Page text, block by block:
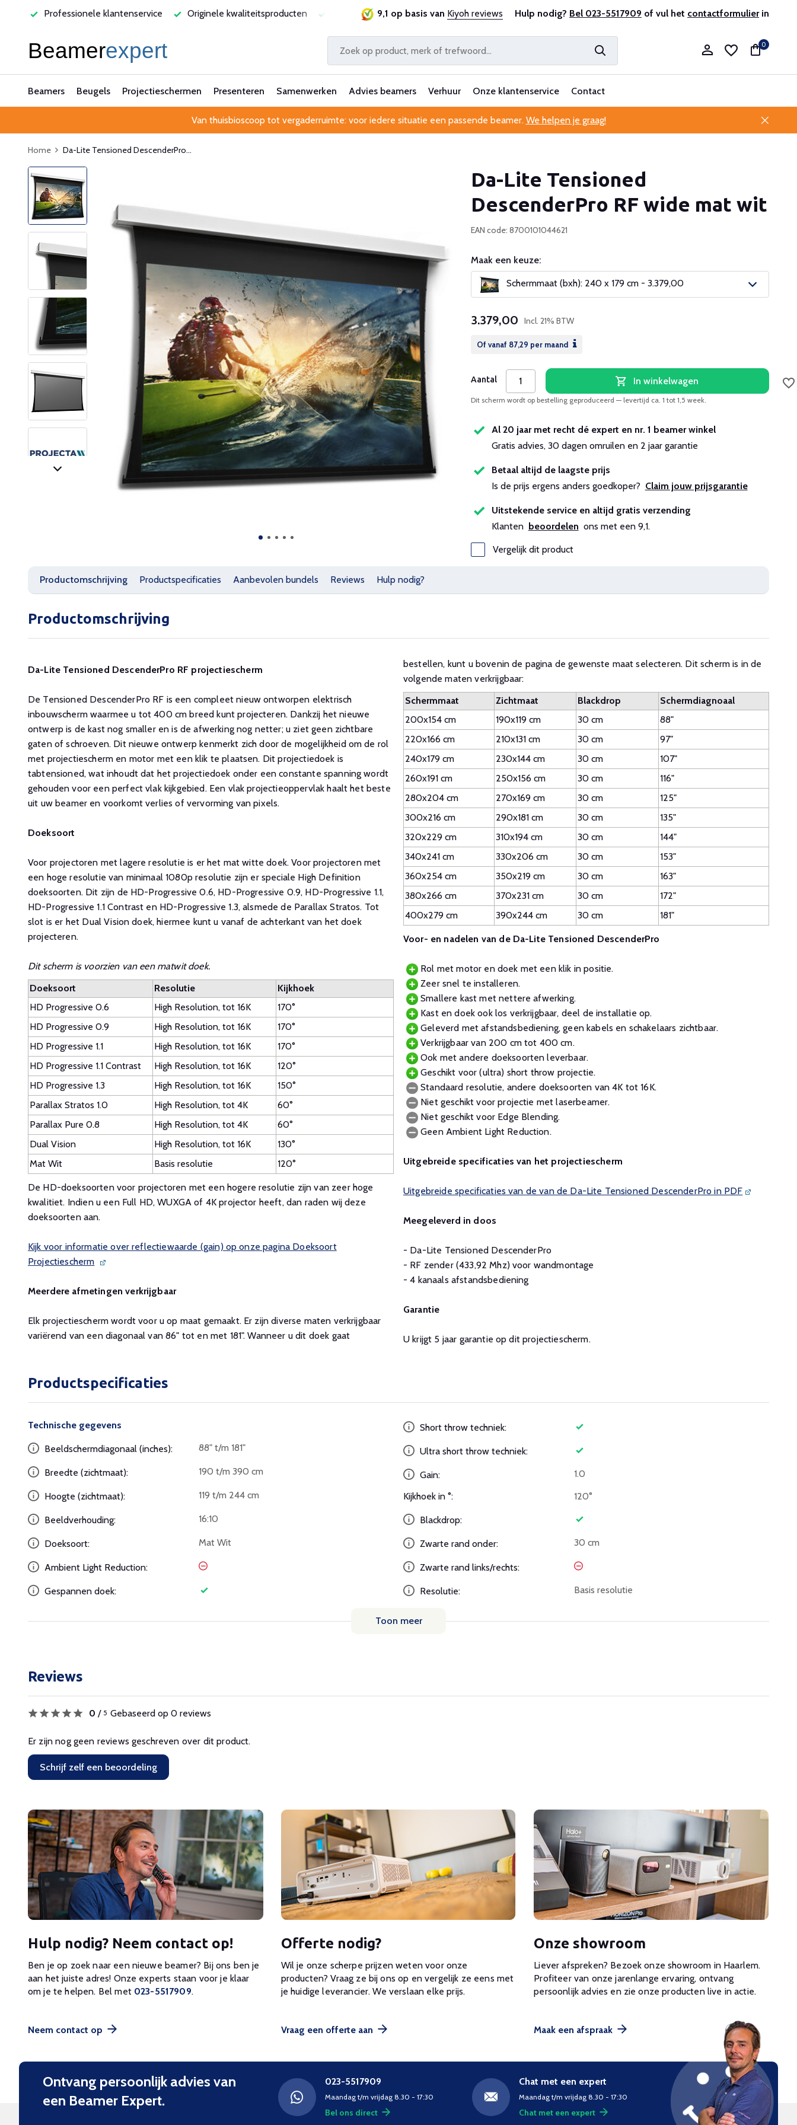
Professionele klantenservice Originele kwaliteitsproducten Laagste prijsgarantie Al 25 jaar betrouwbaar en ervaren Professionele klantenservice
9,1 op basis van Kiyoh reviews Hulp nodig? Bel 023-5517909 of vul het contactformulierin
0
Beamers Beugels Projectieschermen Presenteren Samenwerken Advies beamers Verhuur Onze klantenservice Contact
Van thuisbioscoop tot vergaderruimte: voor iedere situatie een passende beamer. We helpen je graag!
Home Da-Lite Tensioned DescenderPro...
Da-Lite Tensioned
DescenderPro RF wide mat wit
EAN code: 8700101044621
Maak een keuze:
Schermmaat (bxh): 240 x 179 cm - 3.379,00
3.379,00 Incl. 21% BTW
Of vanaf 87,29 per maand
Aantal In winkelwagen
Dit scherm wordt op bestelling geproduceerd — levertijd ca. 1 tot 1,5 week.
Al 20 jaar met recht dé expert en nr. 1 beamer winkel
Gratis advies, 30 dagen omruilen en 2 jaar garantie
Betaal altijd de laagste prijs
Is de prijs ergens anders goedkoper? Claim jouw prijsgarantie
Uitstekende service en altijd gratis verzending
Klanten beoordelen ons met een 9,1.
Vergelijk dit product
Productomschrijving Productspecificaties Aanbevolen bundels Reviews Hulp nodig?
Productomschrijving
Da-Lite Tensioned DescenderPro RF projectiescherm
De Tensioned DescenderPro RF is een compleet nieuw ontworpen elektrisch
inbouwscherm waarmee u tot 400 cm breed kunt projecteren. Dankzij het nieuwe
ontwerp is de kast nog smaller en is de afwerking nog netter; u ziet geen zichtbare
gaten of schroeven. Dit nieuwe ontwerp kenmerkt zich door de mogelijkheid om de rol
met projectiescherm en motor met een klik te plaatsen. Dit projectiedoek is
tabtensioned, wat inhoudt dat het projectiedoek onder een constante spanning wordt
gehouden voor een perfect vlak kijkgebied. Een vlak projectieoppervlak haalt het beste
uit uw beamer en voorkomt verlies of vervorming van pixels.
Doeksoort
Voor projectoren met lagere resolutie is er het mat witte doek. Voor projectoren met
een hoge resolutie van minimaal 1080p resolutie zijn er speciale High Definition
doeksoorten. Dit zijn de HD-Progressive 0.6, HD-Progressive 0.9, HD-Progressive 1.1,
HD-Progressive 1.1 Contrast en HD-Progressive 1.3, alsmede de Parallax Stratos. Tot
slot is er het Dual Vision doek, hiermee kunt u vanaf de achterkant van het doek
projecteren.
Dit scherm is voorzien van een matwit doek.
Doeksoort
Resolutie
Kijkhoek
HD Progressive 0.6
High Resolution, tot 16K
170°
HD Progressive 0.9
High Resolution, tot 16K
170°
HD Progressive 1.1
High Resolution, tot 16K
170°
HD Progressive 1.1 Contrast
High Resolution, tot 16K
120°
HD Progressive 1.3
High Resolution, tot 16K
150°
Parallax Stratos 1.0
High Resolution, tot 4K
60°
Parallax Pure 0.8
High Resolution, tot 4K
60°
Dual Vision
High Resolution, tot 16K
130°
Mat Wit
Basis resolutie 120°
De HD-doeksoorten voor projectoren met een hogere resolutie zijn van zeer hoge
kwalitiet. Indien u een Full HD, WUXGA of 4K projector heeft, dan raden wij deze
doeksoorten aan.
Kijk voor informatie over reflectiewaarde (gain) op onze pagina Doeksoort
Projectiescherm
Meerdere afmetingen verkrijgbaar
Elk projectiescherm wordt voor u op maat gemaakt. Er zijn diverse maten verkrijgbaar
variërend van een diagonaal van 86" tot en met 181". Wanneer u dit doek gaat
bestellen, kunt u bovenin de pagina de gewenste maat selecteren. Dit scherm is in de
volgende maten verkrijgbaar:
Schermmaat
Zichtmaat Blackdrop
Schermdiagnoaal
200x154 cm
190x119 cm 30 cm
88"
220x166 cm
210x131 cm 30 cm
97"
240x179 cm
230x144 cm 30 cm
107"
260x191 cm
250x156 cm 30 cm
116"
280x204 cm
270x169 cm 30 cm
125"
300x216 cm
290x181 cm 30 cm
135"
320x229 cm
310x194 cm 30 cm
144"
340x241 cm
330x206 cm 30 cm
153"
360x254 cm
350x219 cm 30 cm
163"
380x266 cm
370x231 cm 30 cm
172"
400x279 cm
390x244 cm 30 cm 181"
Voor- en nadelen van de Da-Lite Tensioned DescenderPro
Rol met motor en doek met een klik in positie.
Zeer snel te installeren.
Smallere kast met nettere afwerking.
Kast en doek ook los verkrijgbaar, deel de installatie op.
Geleverd met afstandsbediening, geen kabels en schakelaars zichtbaar.
Verkrijgbaar van 200 cm tot 400 cm.
Ook met andere doeksoorten leverbaar.
Geschikt voor (ultra) short throw projectie.
Standaard resolutie, andere doeksoorten van 4K tot 16K.
Niet geschikt voor projectie met laserbeamer.
Niet geschikt voor Edge Blending.
Geen Ambient Light Reduction.
Uitgebreide specificaties van het projectiescherm
Uitgebreide specificaties van de van de Da-Lite Tensioned DescenderPro in PDF
Meegeleverd in doos
- Da-Lite Tensioned DescenderPro
- RF zender (433,92 Mhz) voor wandmontage
- 4 kanaals afstandsbediening
Garantie
U krijgt 5 jaar garantie op dit projectiescherm.
Productspecificaties
Technische gegevens
Beeldschermdiagonaal (inches): 88" t/m 181"
Breedte (zichtmaat): 190 t/m 390 cm
Hoogte (zichtmaat): 119 t/m 244 cm
Beeldverhouding: 16:10
Doeksoort: Mat Wit
Ambient Light Reduction:
Gespannen doek:
Short throw techniek:
Ultra short throw techniek:
Gain:
1.0
Kijkhoek in °:
120°
Blackdrop:
Zwarte rand onder: 30 cm
Zwarte rand links/rechts:
Resolutie: Basis resolutie
Toon meer
Reviews
0 / 5 Gebaseerd op 0 reviews
Er zijn nog geen reviews geschreven over dit product.
Schrijf zelf een beoordeling
Hulp nodig? Neem contact op!
Ben je op zoek naar een nieuwe beamer? Bij ons ben je
aan het juiste adres! Onze experts staan voor je klaar
om je te helpen. Bel met 023-5517909.
Neem contact op
Offerte nodig?
Wil je onze scherpe prijzen weten voor onze
producten? Vraag ze bij ons op en vergelijk ze eens met
je huidige leverancier. We verslaan elke prijs.
Vraag een offerte aan
Onze showroom
Liever afspreken? Bezoek onze showroom in Haarlem.
Profiteer van onze jarenlange ervaring, ontvang
persoonlijk advies en zie onze producten live in actie.
Maak een afspraak
Ontvang persoonlijk advies van
een Beamer Expert.
023-5517909
Maandag t/m vrijdag 8.30 - 17:30
Bel ons direct
Chat met een expert
Maandag t/m vrijdag 8.30 - 17:30
Chat met een expert